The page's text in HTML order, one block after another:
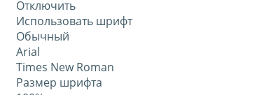
Отключить
Использовать шрифт
Обычный
Arial
Times New Roman
Размер шрифта